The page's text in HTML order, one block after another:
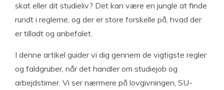
skat eller dit studieliv? Det kan være en jungle at finde
rundt i reglerne, og der er store forskelle på, hvad der
er tilladt og anbefalet.
I denne artikel guider vi dig gennem de vigtigste regler
og faldgruber, når det handler om studiejob og
arbejdstimer. Vi ser nærmere på lovgivningen, SU-